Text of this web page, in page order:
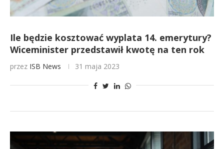
Ile będzie kosztować wyplata 14. emerytury?
Wiceminister przedstawił kwotę na ten rok
przez ISB News 31 maja 2023